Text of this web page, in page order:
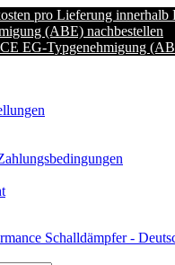
pro Lieferung innerhalb
(ABE) nachbestellen
EG-Typgenehmigung